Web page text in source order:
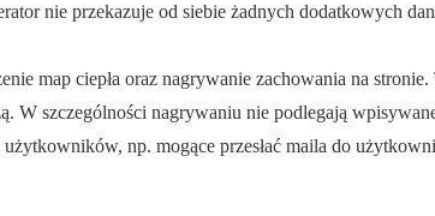
nie przekazuje od siebie żadnych dodatkowych
map ciepła oraz nagrywanie zachowania na
W szczególności nagrywaniu nie podlegają
np. mogące przesłać maila do